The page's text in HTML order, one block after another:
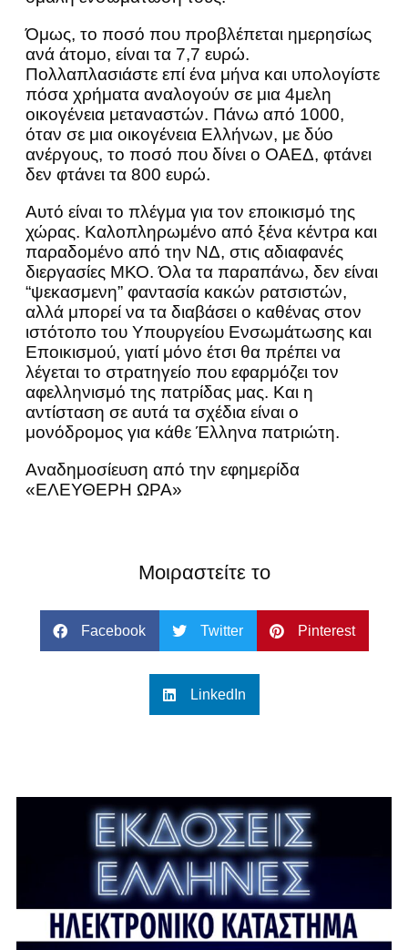
Όμως, το ποσό που προβλέπεται ημερησίως
ανά άτομο, είναι τα 7,7 ευρώ.
Πολλαπλασιάστε επί ένα μήνα και υπολογίστε
πόσα χρήματα αναλογούν σε μια 4μελη
οικογένεια μεταναστών. Πάνω από 1000,
όταν σε μια οικογένεια Ελλήνων, με δύο
ανέργους, το ποσό που δίνει ο ΟΑΕΔ, φτάνει
δεν φτάνει τα 800 ευρώ.
Αυτό είναι το πλέγμα για τον εποικισμό της
χώρας. Καλοπληρωμένο από ξένα κέντρα και
παραδομένο από την ΝΔ, στις αδιαφανές
διεργασίες ΜΚΟ. Όλα τα παραπάνω, δεν είναι
“ψεκασμενη” φαντασία κακών ρατσιστών,
αλλά μπορεί να τα διαβάσει ο καθένας στον
ιστότοπο του Υπουργείου Ενσωμάτωσης και
Εποικισμού, γιατί μόνο έτσι θα πρέπει να
λέγεται το στρατηγείο που εφαρμόζει τον
αφελληνισμό της πατρίδας μας. Και η
αντίσταση σε αυτά τα σχέδια είναι ο
μονόδρομος για κάθε Έλληνα πατριώτη.
Αναδημοσίευση από την εφημερίδα
«ΕΛΕΥΘΕΡΗ ΩΡΑ»
Μοιραστείτε το
Facebook Twitter Pinterest
LinkedIn